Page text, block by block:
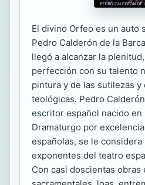
El divino Orfeo es un auto
Pedro Calderón de la
llegó a alcanzar la
perfección con su talento
pintura y de las sutilezas y
teológicas. Pedro
escritor español nacido en
Dramaturgo por
españolas, se le
exponentes del teatro
Con casi doscientas obras